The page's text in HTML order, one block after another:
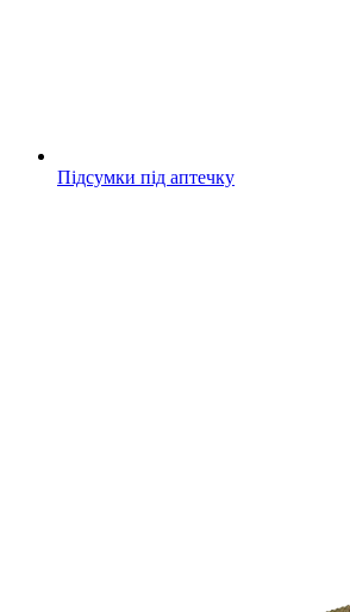
Підсумки під аптечку